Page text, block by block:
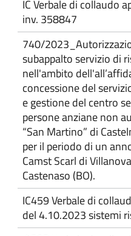
IC Verbale di collaudo
inv. 358847
740/
subappalto servizio di
nell'ambito
concessione del
e gestione del centro
persone anziane non
“San Martino” di
per il periodo di un
Camst Scarl di
Castenaso (BO).
IC459 Verbale di
del 4.10.2023 sistemi